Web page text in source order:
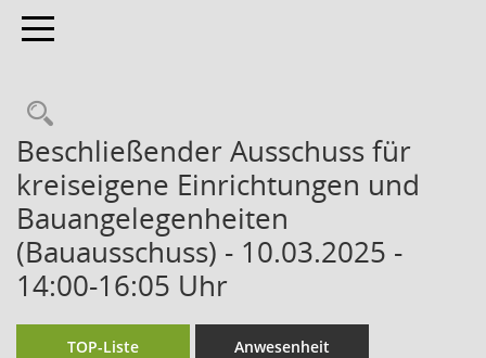
Toggle navigation
Beschließender Ausschuss für
kreiseigene Einrichtungen und
Bauangelegenheiten
(Bauausschuss) - 10.03.2025 -
14:00-16:05 Uhr
TOP-Liste Anwesenheit